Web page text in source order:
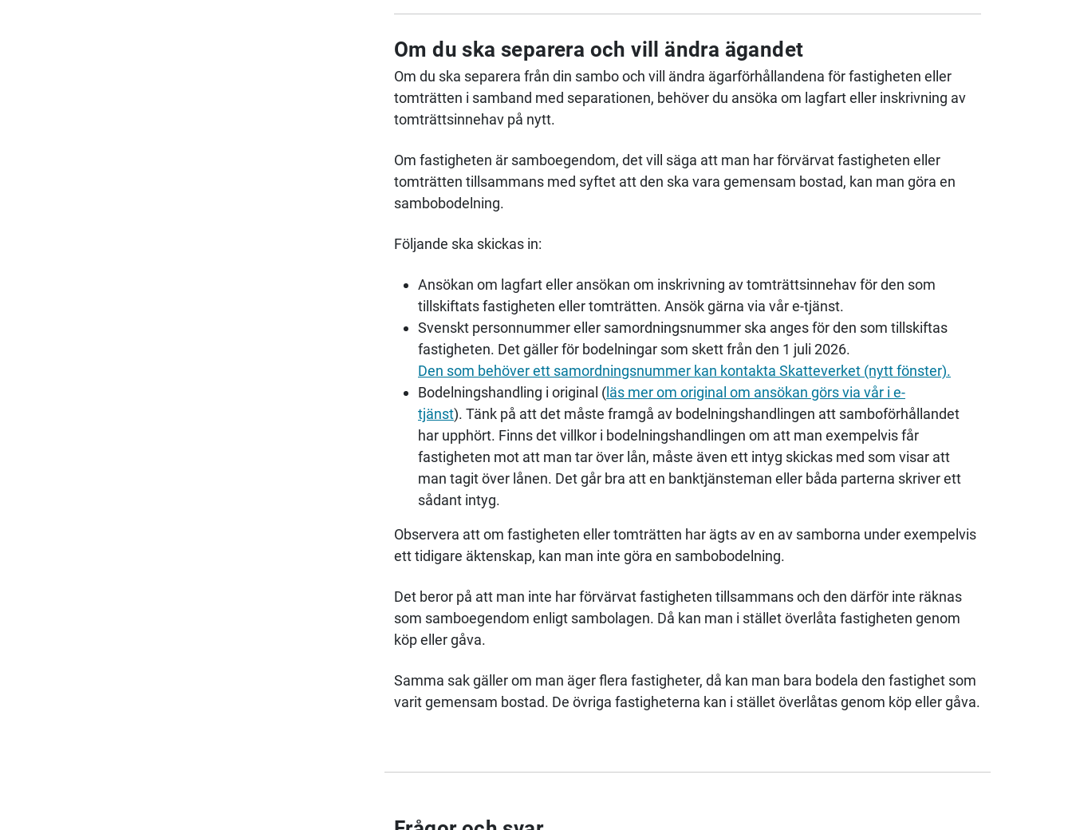
Om du ska separera och vill ändra ägandet
Om du ska separera från din sambo och vill ändra ägarförhållandena för fastigheten eller
tomträtten i samband med separationen, behöver du ansöka om lagfart eller inskrivning av
tomträttsinnehav på nytt.
Om fastigheten är samboegendom, det vill säga att man har förvärvat fastigheten eller
tomträtten tillsammans med syftet att den ska vara gemensam bostad, kan man göra en
sambobodelning.
Följande ska skickas in:
Ansökan om lagfart eller ansökan om inskrivning av tomträttsinnehav för den som
tillskiftats fastigheten eller tomträtten. Ansök gärna via vår e-tjänst.
Svenskt personnummer eller samordningsnummer ska anges för den som tillskiftas
fastigheten. Det gäller för bodelningar som skett från den 1 juli 2026.
Den som behöver ett samordningsnummer kan kontakta Skatteverket (nytt fönster).
Bodelningshandling i original (läs mer om original om ansökan görs via vår i e-
tjänst). Tänk på att det måste framgå av bodelningshandlingen att samboförhållandet
har upphört. Finns det villkor i bodelningshandlingen om att man exempelvis får
fastigheten mot att man tar över lån, måste även ett intyg skickas med som visar att
man tagit över lånen. Det går bra att en banktjänsteman eller båda parterna skriver ett
sådant intyg.
Observera att om fastigheten eller tomträtten har ägts av en av samborna under exempelvis
ett tidigare äktenskap, kan man inte göra en sambobodelning.
Det beror på att man inte har förvärvat fastigheten tillsammans och den därför inte räknas
som samboegendom enligt sambolagen. Då kan man i stället överlåta fastigheten genom
köp eller gåva.
Samma sak gäller om man äger flera fastigheter, då kan man bara bodela den fastighet som
varit gemensam bostad. De övriga fastigheterna kan i stället överlåtas genom köp eller gåva.